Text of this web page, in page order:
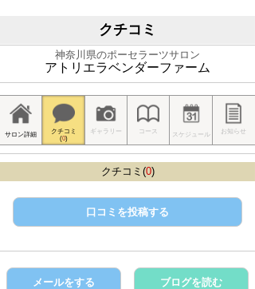
クチコミ
神奈川県のポーセラーツサロン
アトリエラベンダーファーム
サロン詳細
クチコミ
(0)
ギャラリー コース スケジュール お知らせ
クチコミ(0)
口コミを投稿する
メールをする ブログを読む